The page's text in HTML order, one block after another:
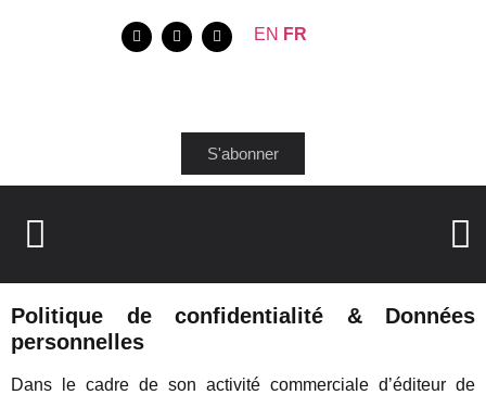
EN FR
S'abonner
Politique de confidentialité & Données
personnelles
Dans le cadre de son activité commerciale d’éditeur de